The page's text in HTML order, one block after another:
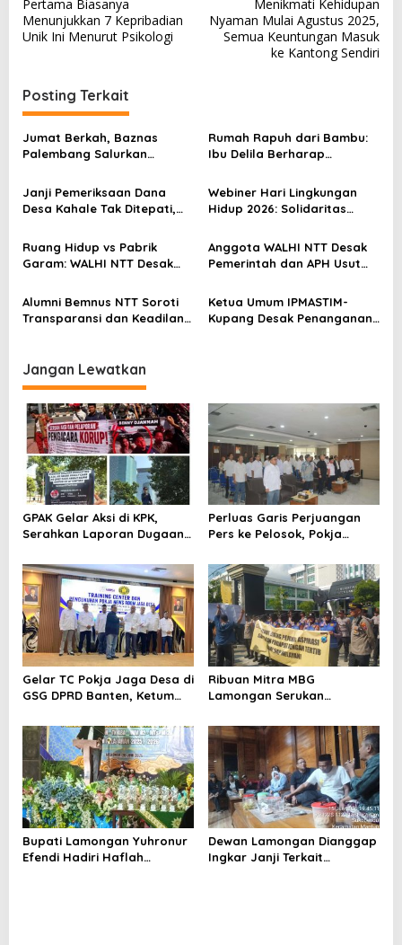
v
i
a
s
i
o
s
Pertama Biasanya
Menunjukkan 7 Kepribadian
Unik Ini Menurut Psikologi
Menikmati Kehidupan
Nyaman Mulai Agustus 2025,
Semua Keuntungan Masuk
ke Kantong Sendiri
Posting Terkait
Jumat Berkah, Baznas
Palembang Salurkan
Kertapati
Rumah Rapuh dari Bambu:
Ibu Delila Berharap
Dinas Sosial
Janji Pemeriksaan Dana
Desa Kahale Tak Ditepati,
Keseriusan Kejati NTT
Webiner Hari Lingkungan
Hidup 2026: Solidaritas
Soroti Dampak Krisis Iklim
dan Ruang hidup di NTT
Ruang Hidup vs Pabrik
Garam: WALHI NTT Desak
Ndao Berubah Permanen
Anggota WALHI NTT Desak
Pemerintah dan APH Usut
Kayu Sonokeling Ilegal di
TTU
Alumni Bemnus NTT Soroti
Transparansi dan Keadilan
Unkriswina Sumba
Ketua Umum IPMASTIM-
Kupang Desak Penanganan
Jangan Lewatkan
GPAK Gelar Aksi di KPK,
Serahkan Laporan Dugaan
Perluas Garis Perjuangan
Pers ke Pelosok, Pokja
Kabupaten/Kota Resmi
Dilantik
Gelar TC Pokja Jaga Desa di
GSG DPRD Banten, Ketum
Diversifikasi Bisnis
Perusahaan Media
Ribuan Mitra MBG
Lamongan Serukan
Bergizi Gratis
Bupati Lamongan Yuhronur
Efendi Hadiri Haflah
Dewan Lamongan Dianggap
Ingkar Janji Terkait